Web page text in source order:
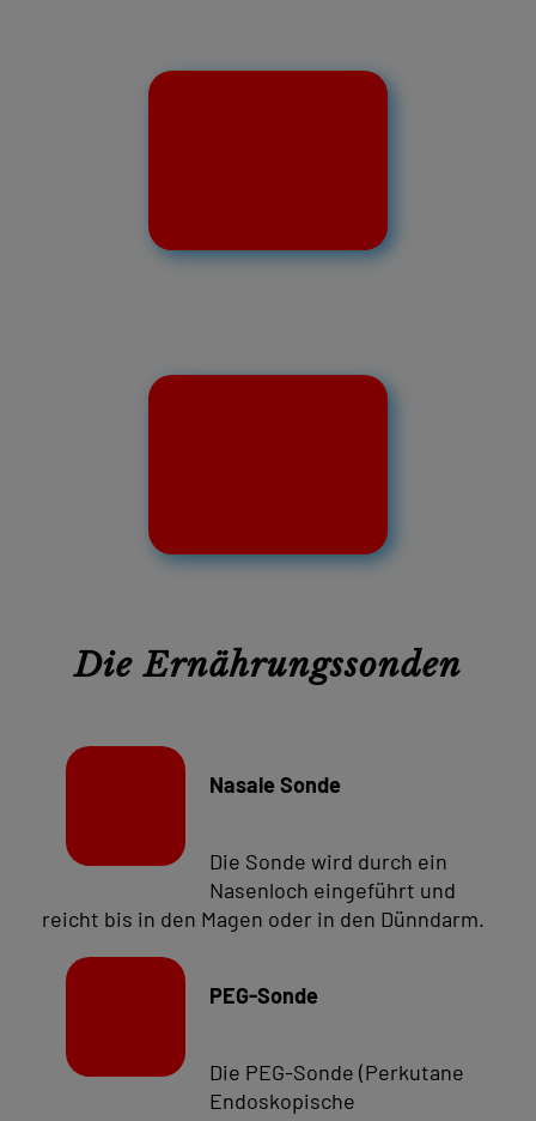
Die Ernährungssonden
Nasale Sonde
Die Sonde wird durch ein
Nasenloch eingeführt und
reicht bis in den Magen oder in den Dünndarm.
PEG-Sonde
Die PEG-Sonde (Perkutane
Endoskopische